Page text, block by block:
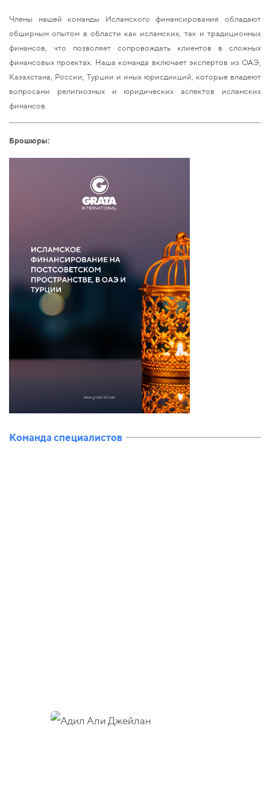
Члены нашей команды Исламского финансирования обладают
обширным опытом в области как исламских, так и традиционных
финансов, что позволяет сопровождать клиентов в сложных
финансовых проектах. Наша команда включает экспертов из ОАЭ,
Казахстана, России, Турции и иных юрисдикций, которые владеют
вопросами религиозных и юридических аспектов исламских
финансов.
Брошюры:
Команда специалистов